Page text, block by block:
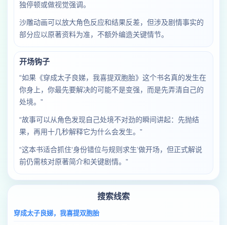
独停顿或做视觉强调。
沙雕动画可以放大角色反应和结果反差，但涉及剧情事实的
部分应以原著资料为准，不额外编造关键情节。
开场钩子
“如果《穿成太子良娣，我喜提双胞胎》这个书名真的发生在
你身上，你最先要解决的可能不是变强，而是先弄清自己的
处境。”
“故事可以从角色发现自己处境不对劲的瞬间讲起：先抛结
果，再用十几秒解释它为什么会发生。”
“这本书适合抓住‘身份错位与规则求生’做开场，但正式解说
前仍需核对原著简介和关键剧情。”
搜索线索
穿成太子良娣，我喜提双胞胎